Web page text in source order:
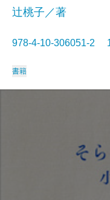
辻桃子／著
978-4-10-306051-2
書籍